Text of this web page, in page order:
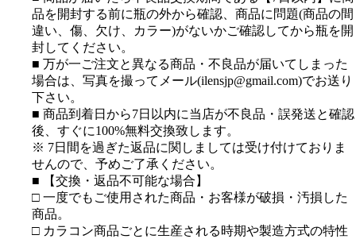
品を開封する前に瓶の外から確認、商品に問題(商品の間
違い、傷、欠け、カラー)がないかご確認してから瓶を開
封してください。
■ 万が一ご注文と異なる商品・不良品が届いてしまった
場合は、写真を撮ってメール(ilensjp@gmail.com)でお送り
下さい。
■ 商品到着日から7日以内に当店が不良品・誤発送と確認
後、すぐに100%無料交換致します。
※ 7日間を過ぎた返品に関しましては受け付けておりま
せんので、予めご了承ください。
■ 【交換・返品不可能な場合】
□ 一度でもご使用された商品・お客様が破損・汚損した
商品。
□ カラコン商品ごとに生産される時期や製造方式の特性